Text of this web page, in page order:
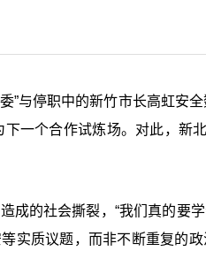
”与停职中的新竹市长高虹安
一个合作试炼场。对此，新
成的社会撕裂，“我们真的要
实质议题，而非不断重复的